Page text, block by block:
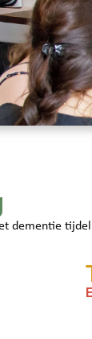
dementie